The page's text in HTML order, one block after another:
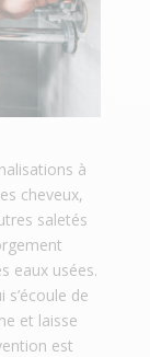
à
cheveux,
saletés
eaux usées.
de
et laisse
est